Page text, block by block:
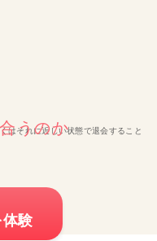
うのか
験
はそれに近しい状態で退会すること